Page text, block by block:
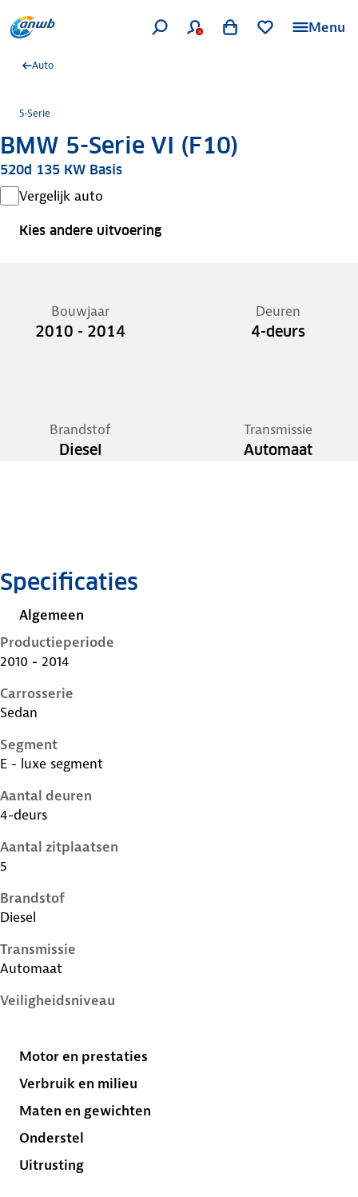
Menu
Auto
5-Serie
BMW 5-Serie VI (F10)
520d 135 KW Basis
Vergelijk auto
Kies andere uitvoering
Bouwjaar
2010 - 2014
Deuren
4-deurs
Brandstof
Diesel
Transmissie
Automaat
Specificaties
Algemeen
Productieperiode
2010 - 2014
Carrosserie
Sedan
Segment
E - luxe segment
Aantal deuren
4-deurs
Aantal zitplaatsen
5
Brandstof
Diesel
Transmissie
Automaat
Veiligheidsniveau
Motor en prestaties
Verbruik en milieu
Maten en gewichten
Onderstel
Uitrusting